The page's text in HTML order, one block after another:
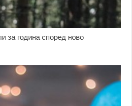
за година според ново